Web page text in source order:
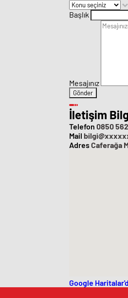
Başlık
Mesajınız
İletişim
Telefon 0850
Mail
AdresCaferağa
Google